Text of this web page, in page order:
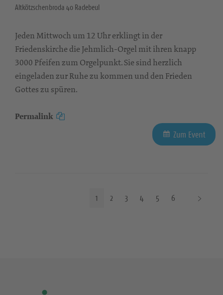
Altkötzschenbroda 40 Radebeul
Jeden Mittwoch um 12 Uhr erklingt in der
Friedenskirche die Jehmlich-Orgel mit ihren knapp
3000 Pfeifen zum Orgelpunkt. Sie sind herzlich
eingeladen zur Ruhe zu kommen und den Frieden
Gottes zu spüren.
Permalink
Zum Event
1 2 3 4 5 6
N